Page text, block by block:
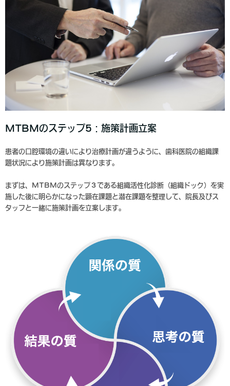
MTBMのステップ5：施策計画立案
患者の口腔環境の違いにより治療計画が違うように、歯科医院の組織課
題状況により施策計画は異なります。
まずは、MTBMのステップ３である組織活性化診断（組織ドック）を実
施した後に明らかになった顕在課題と潜在課題を整理して、院長及びス
タッフと一緒に施策計画を立案します。